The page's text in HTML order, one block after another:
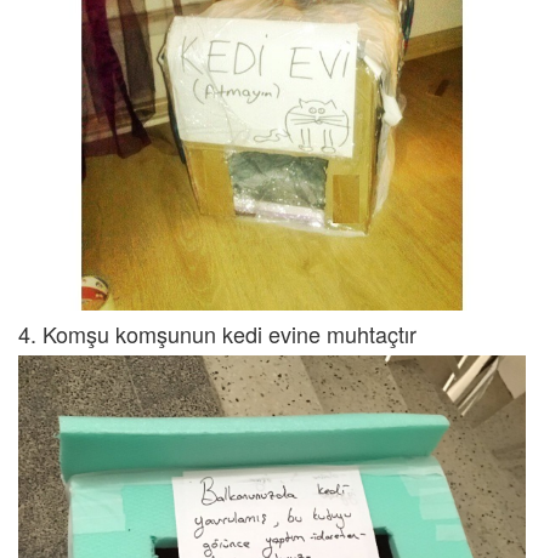
4. Komşu komşunun kedi evine muhtaçtır